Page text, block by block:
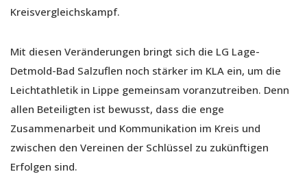
Kreisvergleichskampf.
Mit diesen Veränderungen bringt sich die LG Lage-
Detmold-Bad Salzuflen noch stärker im KLA ein, um die
Leichtathletik in Lippe gemeinsam voranzutreiben. Denn
allen Beteiligten ist bewusst, dass die enge
Zusammenarbeit und Kommunikation im Kreis und
zwischen den Vereinen der Schlüssel zu zukünftigen
Erfolgen sind.